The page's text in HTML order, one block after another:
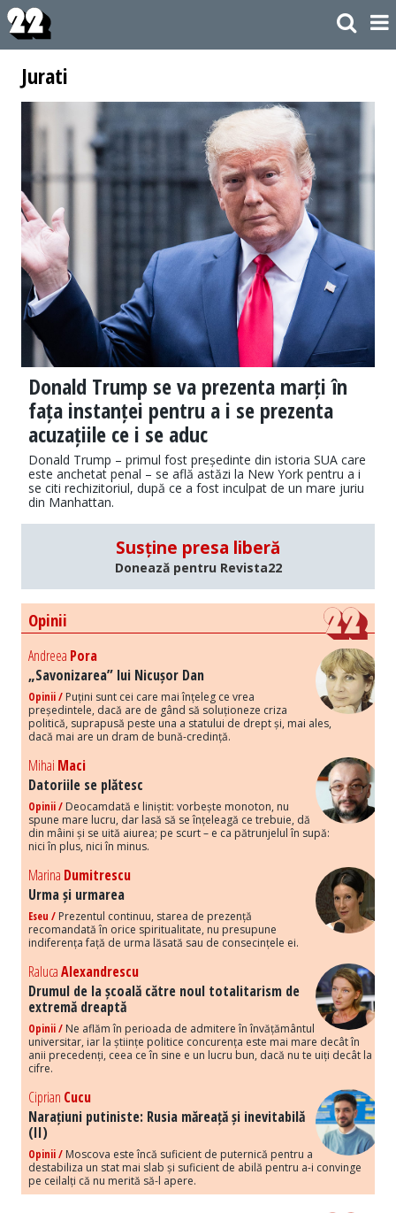
Jurati
Donald Trump se va prezenta marți în
fața instanței pentru a i se prezenta
acuzațiile ce i se aduc
Donald Trump – primul fost președinte din istoria SUA care
este anchetat penal – se află astăzi la New York pentru a i
se citi rechizitoriul, după ce a fost inculpat de un mare juriu
din Manhattan.
Susține presa liberă
Donează pentru Revista22
Opinii
Andreea Pora
„Savonizarea” lui Nicușor Dan
Opinii / Puțini sunt cei care mai înțeleg ce vrea
președintele, dacă are de gând să soluționeze criza
politică, suprapusă peste una a statului de drept și, mai ales,
dacă mai are un dram de bună-credință.
Mihai Maci
Datoriile se plătesc
Opinii / Deocamdată e liniștit: vorbește monoton, nu
spune mare lucru, dar lasă să se înțeleagă ce trebuie, dă
din mâini și se uită aiurea; pe scurt – e ca pătrunjelul în supă:
nici în plus, nici în minus.
Marina Dumitrescu
Urma și urmarea
Eseu / Prezentul continuu, starea de prezență
recomandată în orice spiritualitate, nu presupune
indiferența față de urma lăsată sau de consecințele ei.
RalucaAlexandrescu
Drumul de la școală către noul totalitarism de
extremă dreaptă
Opinii / Ne aflăm în perioada de admitere în învățământul
universitar, iar la științe politice concurența este mai mare decât în
anii precedenți, ceea ce în sine e un lucru bun, dacă nu te uiți decât la
cifre.
Ciprian Cucu
Narațiuni putiniste: Rusia măreață și inevitabilă
(II)
Opinii / Moscova este încă suficient de puternică pentru a
destabiliza un stat mai slab și suficient de abilă pentru a-i convinge
pe ceilalți că nu merită să-l apere.